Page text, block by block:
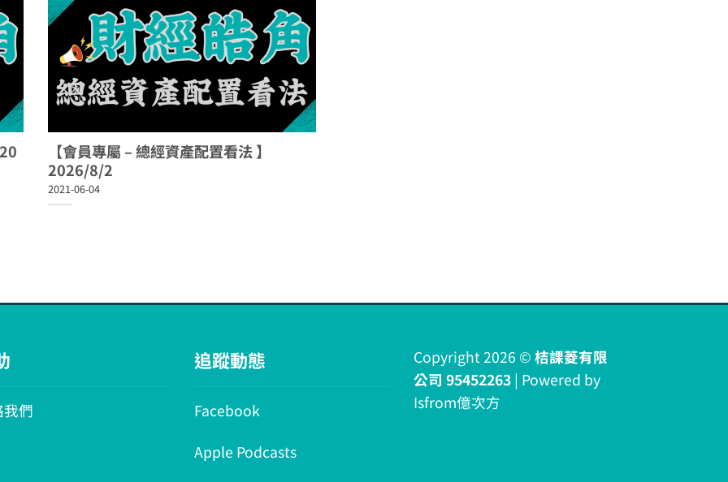
【會員專屬 – 總經資產配置看法 】
2026/8/2
2021-06-04
們
追蹤動態
Facebook
Apple Podcasts
Copyright 2026 © 桔課菱有限
公司 95452263 | Powered by
Isfrom億次方